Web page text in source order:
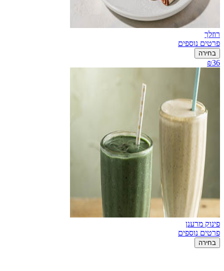
רוזלך
פרטים נוספים
בחירה
₪36
פינוק מרענן
פרטים נוספים
בחירה